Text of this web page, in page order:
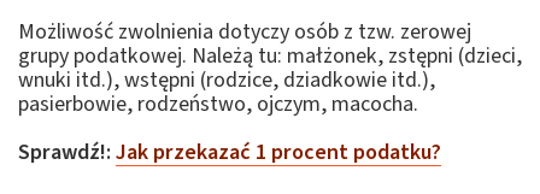
Możliwość zwolnienia dotyczy osób z tzw. zerowej
grupy podatkowej. Należą tu: małżonek, zstępni (dzieci,
wnuki itd.), wstępni (rodzice, dziadkowie itd.),
pasierbowie, rodzeństwo, ojczym, macocha.
Sprawdź!:Jak przekazać 1 procent podatku?